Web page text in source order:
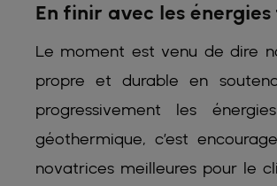
En finir avec les énergies
Le moment est venu de dire
propre et durable en
progressivement les
géothermique, c’est
novatrices meilleures pour le